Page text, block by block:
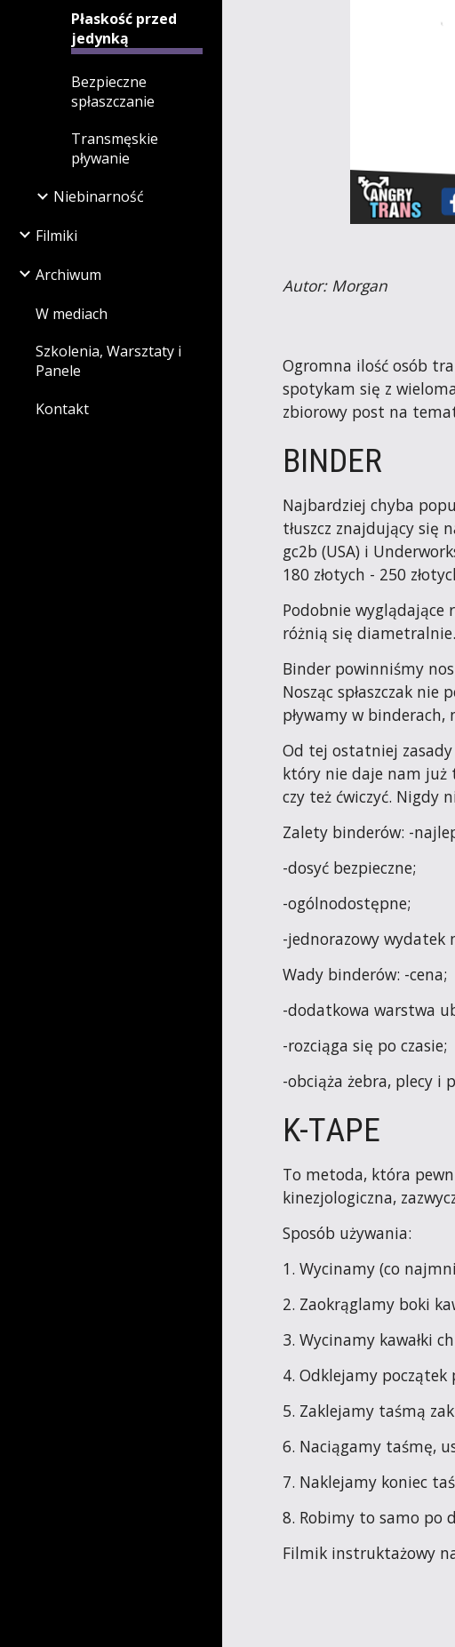
Płaskość przed
jedynką
Bezpieczne
spłaszczanie
Transmęskie
pływanie
Niebinarność
Filmiki
Archiwum
W mediach
Szkolenia, Warsztaty i
Panele
Kontakt
Autor: Morgan
Ogromna ilość osób
spotykam się z
zbiorowy post na
BINDER
Najbardziej chyba
tłuszcz znajdujący się
gc2b (USA) i
180 złotych - 250
Podobnie wyglądające
różnią się
Binder powinniśmy
Nosząc spłaszczak
pływamy w binderach,
Od tej ostatniej zasady
który nie daje nam już
czy też ćwiczyć. Nigdy
Zalety binderów: -
-dosyć bezpieczne;
-ogólnodostępne;
-jednorazowy wydatek
Wady binderów: -cena;
-dodatkowa warstwa
-rozciąga się po czasie;
-obciąża żebra, plecy i
K-TAPE
To metoda, która
kinezjologiczna,
Sposób używania:
1. Wycinamy (co
2. Zaokrąglamy boki
3. Wycinamy kawałki
4. Odklejamy
5. Zaklejamy taśmą
6. Naciągamy taśmę,
7. Naklejamy koniec
8. Robimy to samo po
Filmik instruktażowy